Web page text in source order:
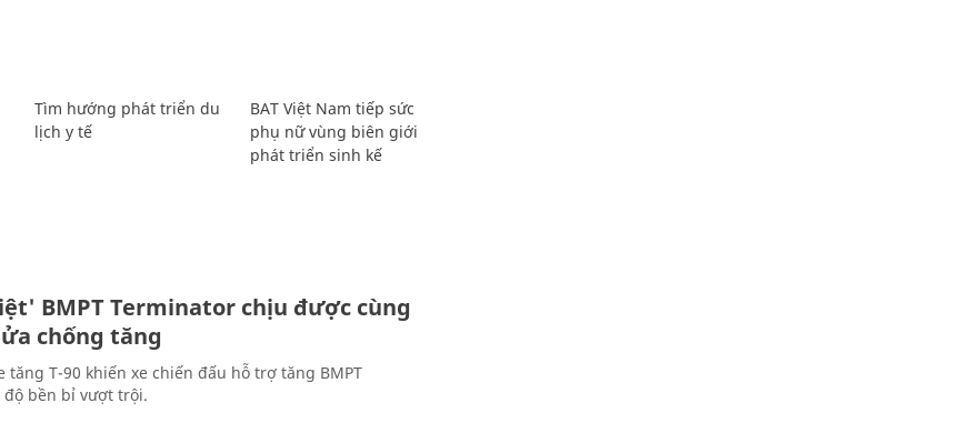
Tìm hướng phát triển du
lịch y tế
BAT Việt Nam tiếp sức
phụ nữ vùng biên giới
phát triển sinh kế
BMPT Terminator chịu được cùng
chống tăng
tăng T-90 khiến xe chiến đấu hỗ trợ tăng BMPT
độ bền bỉ vượt trội.